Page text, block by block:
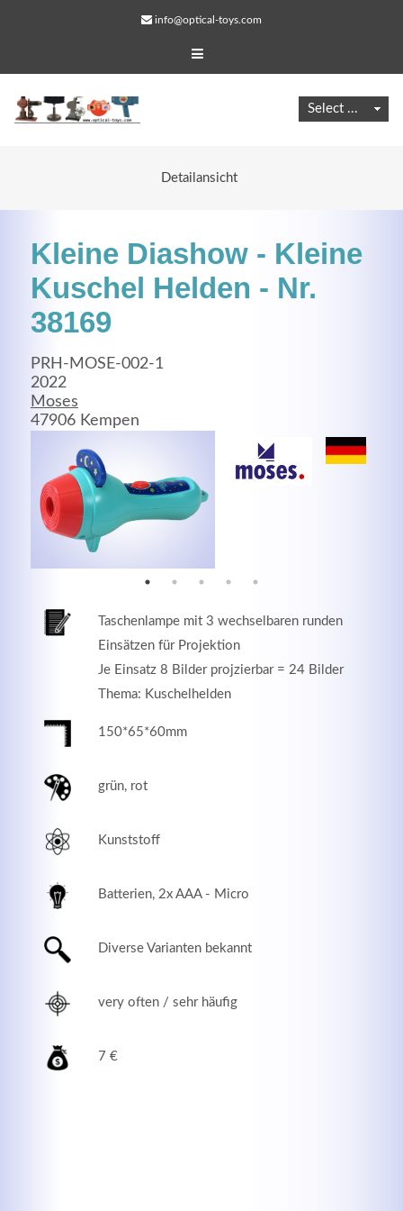
info@optical-toys.com
Detailansicht
Kleine Diashow - Kleine
Kuschel Helden - Nr.
38169
PRH-MOSE-002-1
2022
Moses
47906 Kempen
Taschenlampe mit 3 wechselbaren runden
Einsätzen für Projektion
Je Einsatz 8 Bilder projzierbar = 24 Bilder
Thema: Kuschelhelden
150*65*60mm
grün, rot
Kunststoff
Batterien, 2x AAA - Micro
Diverse Varianten bekannt
very often / sehr häufig
7 €
Lorem ipsum dolor sit amet, consectetuer adipiscing
Good Service
Lorem ipsum dolor sit amet, consectetuer adipiscing